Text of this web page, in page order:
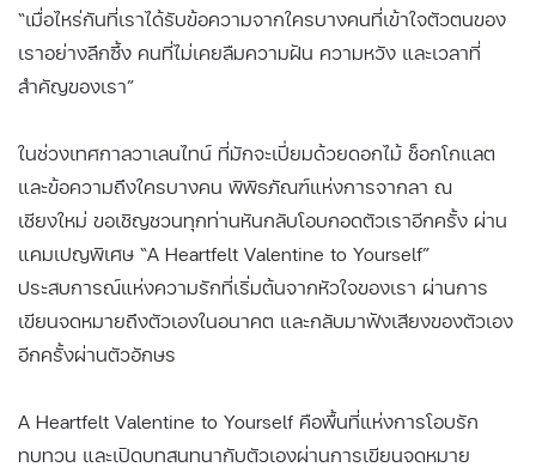
“เมื่อไหร่กันที่เราได้รับข้อความจากใครบางคนที่เข้าใจตัวตนของ
เราอย่างลึกซึ้ง คนที่ไม่เคยลืมความฝัน ความหวัง และเวลาที่
สำคัญของเรา”
ในช่วงเทศกาลวาเลนไทน์ ที่มักจะเปี่ยมด้วยดอกไม้ ช็อกโกแลต
และข้อความถึงใครบางคน พิพิธภัณฑ์แห่งการจากลา ณ
เชียงใหม่ ขอเชิญชวนทุกท่านหันกลับโอบกอดตัวเราอีกครั้ง ผ่าน
แคมเปญพิเศษ “A Heartfelt Valentine to Yourself”
ประสบการณ์แห่งความรักที่เริ่มต้นจากหัวใจของเรา ผ่านการ
เขียนจดหมายถึงตัวเองในอนาคต และกลับมาฟังเสียงของตัวเอง
อีกครั้งผ่านตัวอักษร
A Heartfelt Valentine to Yourself คือพื้นที่แห่งการโอบรัก
ทบทวน และเปิดบทสนทนากับตัวเองผ่านการเขียนจดหมาย